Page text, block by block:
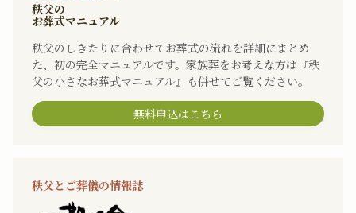
秩父の
お葬式マニュアル
秩父のしきたりに合わせてお葬式の流れを詳細にまとめ
た、初の完全マニュアルです。家族葬をお考えな方は『秩
父の小さなお葬式マニュアル』も併せてご覧ください。
無料申込はこちら
秩父とご葬儀の情報誌